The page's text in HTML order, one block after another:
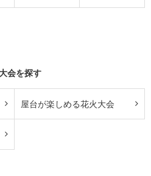
会を探す
屋台が楽しめる花火大会